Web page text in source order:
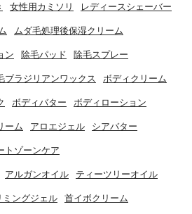
女性用カミソリ レディースシェーバー
ムダ毛処理後保湿クリーム
ン 除毛パッド 除毛スプレー
ブラジリアンワックス ボディクリーム
ボディバター ボディローション
ーム アロエジェル シアバター
トゾーンケア
アルガンオイル ティーツリーオイル
ミングジェル 首イボクリーム